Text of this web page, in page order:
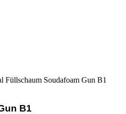
er eine dauerhafte und
Der Soudal Soudafoam Gun
und
Füllschaum Soudafoam Gun B1
B1